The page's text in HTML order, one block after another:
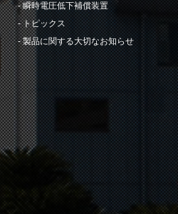
瞬時電圧低下補償装置
トピックス
製品に関する大切なお知らせ